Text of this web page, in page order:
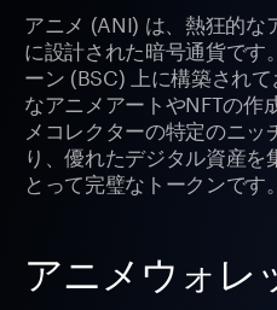
アニメ (ANI) は、熱狂的な
に設計された暗号通貨です
ーン (BSC) 上に構築され
なアニメアートやNFTの作
メコレクターの特定のニ
り、優れたデジタル資産
とって完璧なトークンです。
アニメウォレ